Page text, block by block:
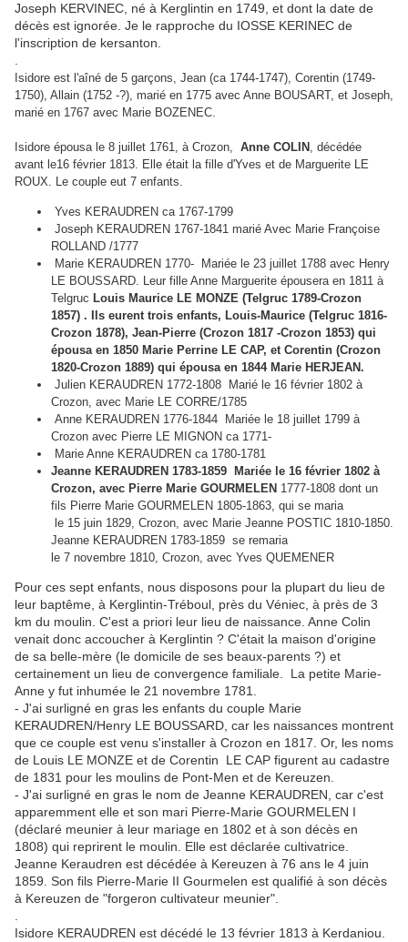
Joseph KERVINEC, né à Kerglintin en 1749, et dont la date de
décès est ignorée. Je le rapproche du IOSSE KERINEC de
l'inscription de kersanton.
Isidore est l'aîné de 5 garçons, Jean (ca 1744-1747), Corentin (1749-
1750), Allain (1752 -?), marié en 1775 avec Anne BOUSART, et Joseph,
marié en 1767 avec Marie BOZENEC.
Isidore épousa le 8 juillet 1761, à Crozon, Anne COLIN , décédée
avant le16 février 1813. Elle était la fille d'Yves et de Marguerite LE
ROUX. Le couple eut 7 enfants.
Yves KERAUDREN ca 1767-1799
Joseph KERAUDREN 1767-1841 marié Avec Marie Françoise
ROLLAND /1777
Marie KERAUDREN 1770- Mariée le 23 juillet 1788 avec Henry
LE BOUSSARD. Leur fille Anne Marguerite épousera en 1811 à
Telgruc Louis Maurice LE MONZE (Telgruc 1789-Crozon
1857) . Ils eurent trois enfants, Louis-Maurice (Telgruc 1816-
Crozon 1878), Jean-Pierre (Crozon 1817 -Crozon 1853) qui
épousa en 1850 Marie Perrine LE CAP, et Corentin (Crozon
1820-Crozon 1889) qui épousa en 1844 Marie HERJEAN.
Julien KERAUDREN 1772-1808 Marié le 16 février 1802 à
Crozon, avec Marie LE CORRE/1785
Anne KERAUDREN 1776-1844 Mariée le 18 juillet 1799 à
Crozon avec Pierre LE MIGNON ca 1771-
Marie Anne KERAUDREN ca 1780-1781
Jeanne KERAUDREN 1783-1859 Mariée le 16 février 1802 à
Crozon, avec Pierre Marie GOURMELEN 1777-1808 dont un
fils Pierre Marie GOURMELEN 1805-1863, qui se maria
le 15 juin 1829, Crozon, avec Marie Jeanne POSTIC 1810-1850.
Jeanne KERAUDREN 1783-1859 se remaria
le 7 novembre 1810, Crozon, avec Yves QUEMENER
Pour ces sept enfants, nous disposons pour la plupart du lieu de
leur baptême, à Kerglintin-Tréboul, près du Véniec, à près de 3
km du moulin. C'est a priori leur lieu de naissance. Anne Colin
venait donc accoucher à Kerglintin ? C'était la maison d'origine
de sa belle-mère (le domicile de ses beaux-parents ?) et
certainement un lieu de convergence familiale. La petite Marie-
Anne y fut inhumée le 21 novembre 1781.
- J'ai surligné en gras les enfants du couple Marie
KERAUDREN/Henry LE BOUSSARD, car les naissances montrent
que ce couple est venu s'installer à Crozon en 1817. Or, les noms
de Louis LE MONZE et de Corentin LE CAP figurent au cadastre
de 1831 pour les moulins de Pont-Men et de Kereuzen.
- J'ai surligné en gras le nom de Jeanne KERAUDREN, car c'est
apparemment elle et son mari Pierre-Marie GOURMELEN I
(déclaré meunier à leur mariage en 1802 et à son décès en
1808) qui reprirent le moulin. Elle est déclarée cultivatrice.
Jeanne Keraudren est décédée à Kereuzen à 76 ans le 4 juin
1859. Son fils Pierre-Marie II Gourmelen est qualifié à son décès
à Kereuzen de "forgeron cultivateur meunier".
Isidore KERAUDREN est décédé le 13 février 1813 à Kerdaniou.